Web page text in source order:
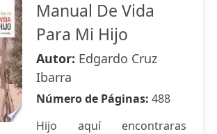
Manual De Vida
Para Mi Hijo
Autor: Edgardo Cruz
Ibarra
Número de Páginas: 488
Hijo aquí encontraras